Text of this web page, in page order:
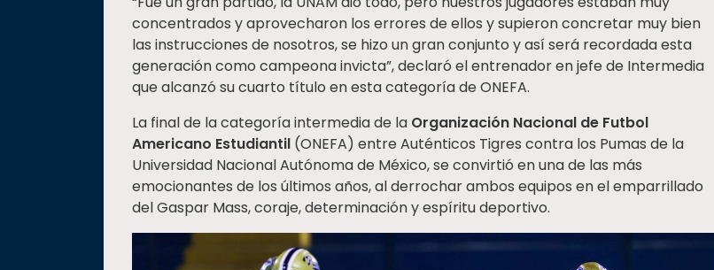
concentrados y aprovecharon los errores de ellos y supieron concretar muy bien
las instrucciones de nosotros, se hizo un gran conjunto y así será recordada esta
generación como campeona invicta”, declaró el entrenador en jefe de Intermedia
que alcanzó su cuarto título en esta categoría de ONEFA.
La final de la categoría intermedia de la Organización Nacional de Futbol
Americano Estudiantil (ONEFA) entre Auténticos Tigres contra los Pumas de la
Universidad Nacional Autónoma de México, se convirtió en una de las más
emocionantes de los últimos años, al derrochar ambos equipos en el emparrillado
del Gaspar Mass, coraje, determinación y espíritu deportivo.